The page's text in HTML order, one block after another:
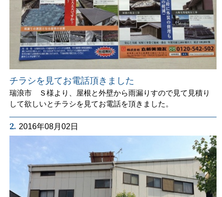
チラシを見てお電話頂きました
瑞浪市 Ｓ様より、屋根と外壁から雨漏りすので見て見積り
して欲しいとチラシを見てお電話を頂きました。
2. 2016年08月02日